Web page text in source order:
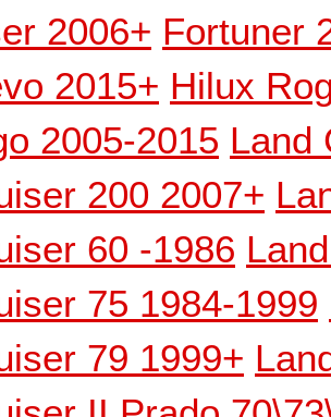
2006+ Fortuner
2015+ Hilux
2005-2015 Land
200 2007+
60 -1986
75 1984-1999
79 1999+